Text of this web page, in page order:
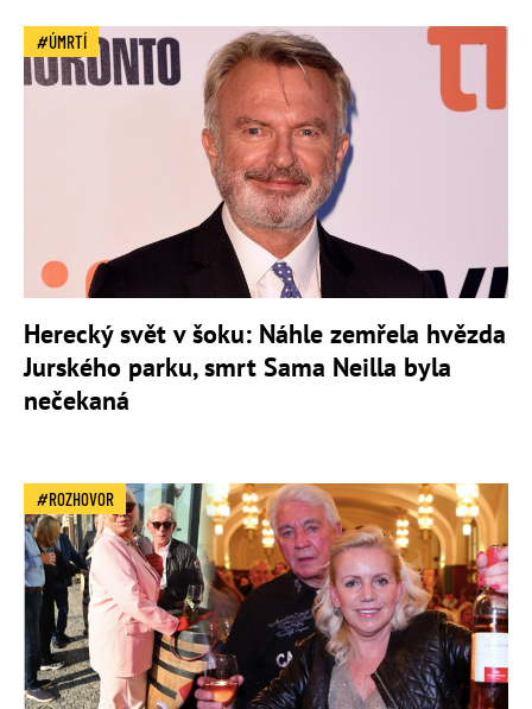
ÚMRTÍ
Herecký svět v šoku: Náhle zemřela hvězda
Jurského parku, smrt Sama Neilla byla
nečekaná
ROZHOVOR